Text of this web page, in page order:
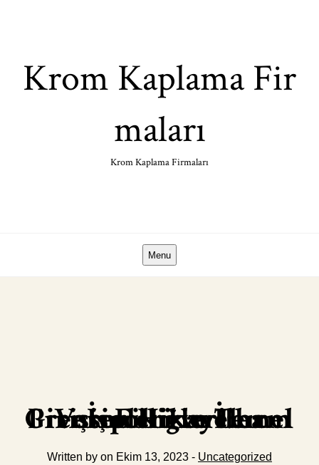
Krom Kaplama Fir
maları
Krom Kaplama Firmaları
Menu
İş Fikirleri: Girişimciliğin Temel Prensipleri ve İlham Veren Hikayeler
Written by on Ekim 13, 2023 - Uncategorized